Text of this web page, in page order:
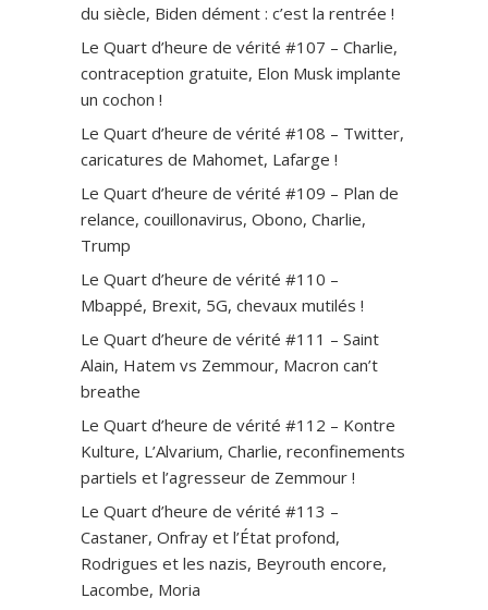
du siècle, Biden dément : c’est la rentrée !
Le Quart d’heure de vérité #107 – Charlie,
contraception gratuite, Elon Musk implante
un cochon !
Le Quart d’heure de vérité #108 – Twitter,
caricatures de Mahomet, Lafarge !
Le Quart d’heure de vérité #109 – Plan de
relance, couillonavirus, Obono, Charlie,
Trump
Le Quart d’heure de vérité #110 –
Mbappé, Brexit, 5G, chevaux mutilés !
Le Quart d’heure de vérité #111 – Saint
Alain, Hatem vs Zemmour, Macron can’t
breathe
Le Quart d’heure de vérité #112 – Kontre
Kulture, L’Alvarium, Charlie, reconfinements
partiels et l’agresseur de Zemmour !
Le Quart d’heure de vérité #113 –
Castaner, Onfray et l’État profond,
Rodrigues et les nazis, Beyrouth encore,
Lacombe, Moria